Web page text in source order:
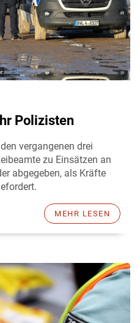
Polizisten
vergangenen drei
zu Einsätzen an
abgegeben, als Kräfte
MEHR LESEN